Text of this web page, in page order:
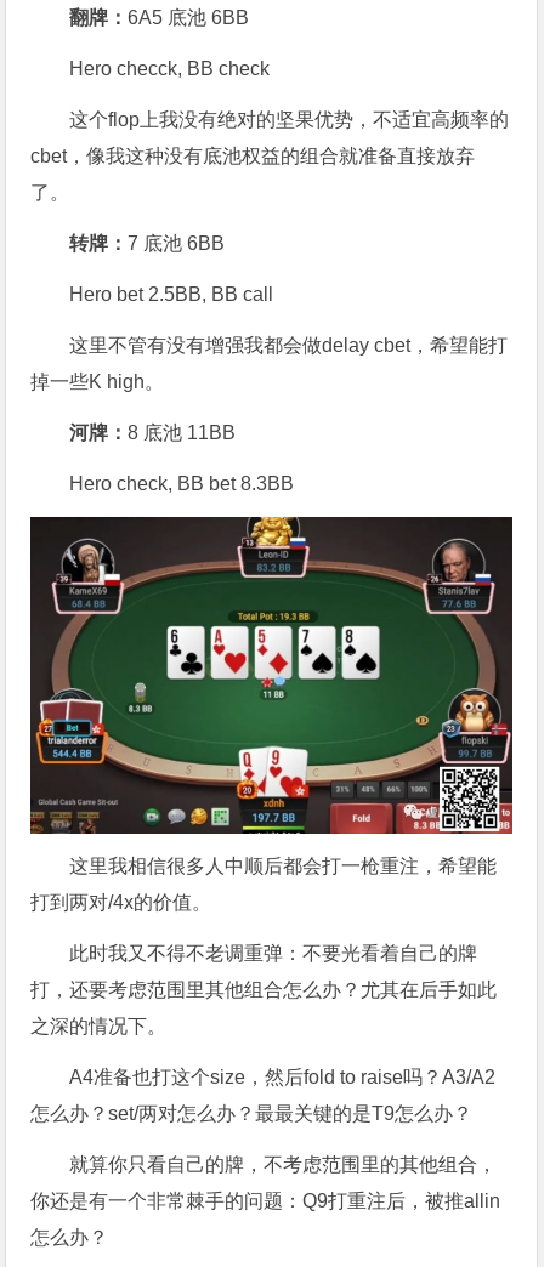
翻牌：6A5 底池 6BB
Hero checck, BB check
这个flop上我没有绝对的坚果优势，不适宜高频率的
cbet，像我这种没有底池权益的组合就准备直接放弃
了。
转牌：7 底池 6BB
Hero bet 2.5BB, BB call
这里不管有没有增强我都会做delay cbet，希望能打
掉一些K high。
河牌：8 底池 11BB
Hero check, BB bet 8.3BB
这里我相信很多人中顺后都会打一枪重注，希望能
打到两对/4x的价值。
此时我又不得不老调重弹：不要光看着自己的牌
打，还要考虑范围里其他组合怎么办？尤其在后手如此
之深的情况下。
A4准备也打这个size，然后fold to raise吗？A3/A2
怎么办？set/两对怎么办？最最关键的是T9怎么办？
就算你只看自己的牌，不考虑范围里的其他组合，
你还是有一个非常棘手的问题：Q9打重注后，被推allin
怎么办？